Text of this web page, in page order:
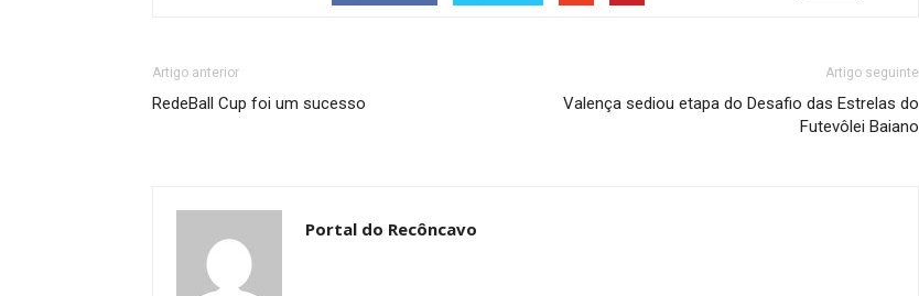
Artigo anterior
RedeBall Cup foi um sucesso
Artigo seguinte
Valença sediou etapa do Desafio das Estrelas do
Futevôlei Baiano
Portal do Recôncavo